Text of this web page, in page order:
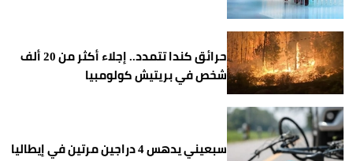
حرائق كندا تتمدد.. إجلاء أكثر من 20 ألف
شخص في بريتيش كولومبيا
سبعيني يدهس 4 دراجين مرتين في إيطاليا